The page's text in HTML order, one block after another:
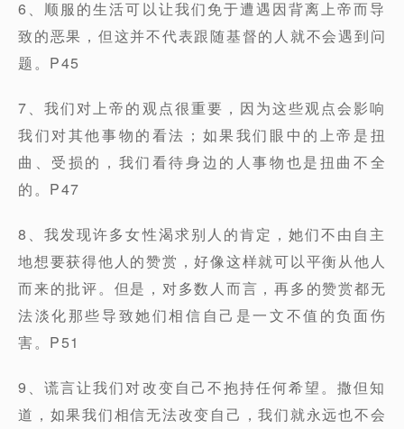
6、顺服的生活可以让我们免于遭遇因背离上帝而导
致的恶果，但这并不代表跟随基督的人就不会遇到问
题。P45
7、我们对上帝的观点很重要，因为这些观点会影响
我们对其他事物的看法；如果我们眼中的上帝是扭
曲、受损的，我们看待身边的人事物也是扭曲不全
的。P47
8、我发现许多女性渴求别人的肯定，她们不由自主
地想要获得他人的赞赏，好像这样就可以平衡从他人
而来的批评。但是，对多数人而言，再多的赞赏都无
法淡化那些导致她们相信自己是一文不值的负面伤
害。P51
9、谎言让我们对改变自己不抱持任何希望。撒但知
道，如果我们相信无法改变自己，我们就永远也不会